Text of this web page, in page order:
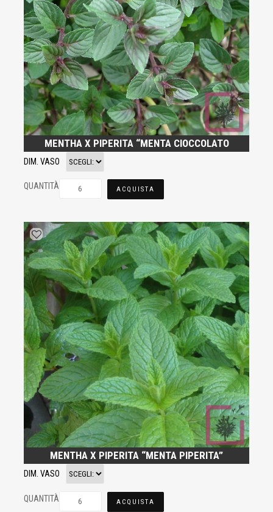
MENTHA X PIPERITA “MENTA CIOCCOLATO
DIM. VASO
QUANTITÀ ACQUISTA
MENTHA X PIPERITA “MENTA PIPERITA”
DIM. VASO
QUANTITÀ ACQUISTA